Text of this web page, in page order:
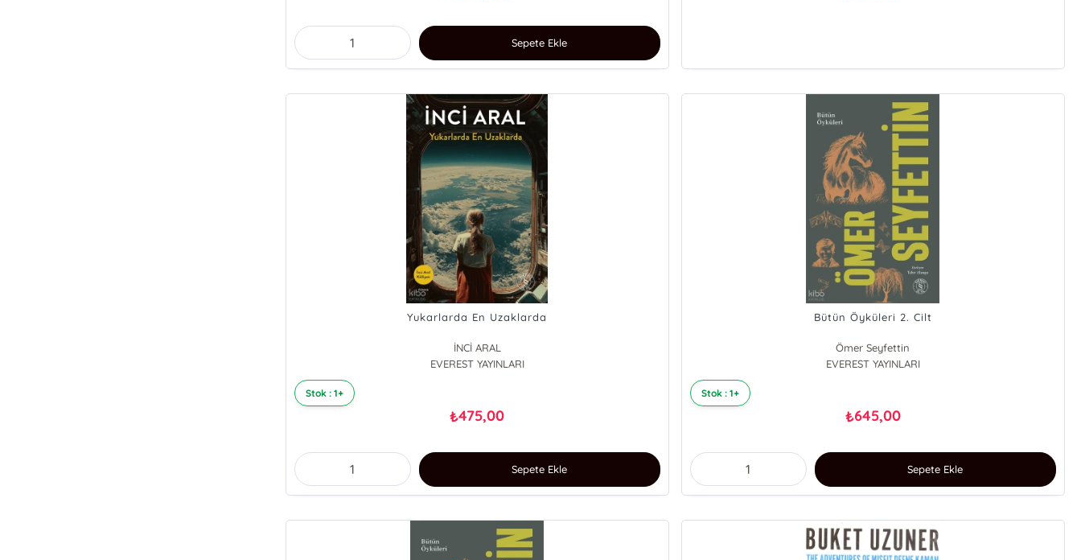
Sepete Ekle
Yukarlarda En Uzaklarda
İNCİ ARAL
EVEREST YAYINLARI
Stok : 1+
₺475,00
Sepete Ekle
Bütün Öyküleri 2. Cilt
Ömer Seyfettin
EVEREST YAYINLARI
Stok : 1+
₺645,00
Sepete Ekle